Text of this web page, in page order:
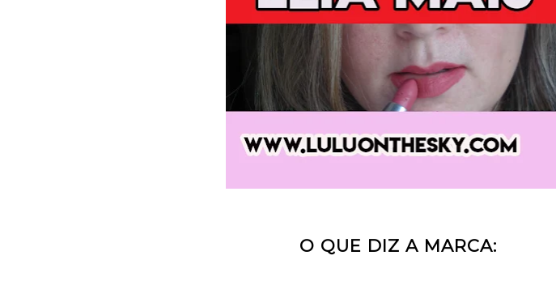
O QUE DIZ A MARCA: